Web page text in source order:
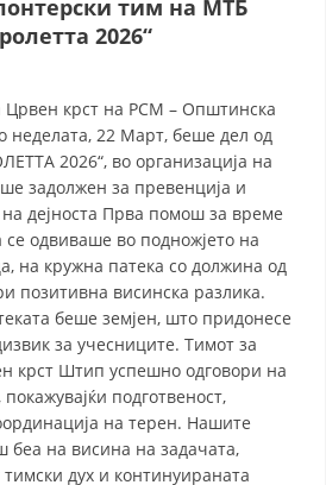
ИНФОРМАЦИИ
ВО ПРОФЕСИОНАЛНИ ТЕЛА
ЗАКОН ЗА ЦКРМ
НА ЦКРМ
И РАЗВОЈ
РАКОВОДЕН ОДБОР
СОБРАНИЕ
ОРГАНИЗАЦИОНА ПОСТАВЕНОСТ
тим на МТБ
2026“
Црвен крст на РСМ – Општинска
неделата, 22 Maрт, беше дел од
2026“, во организација на
задолжен за превенција и
дејноста Прва помош за време
одвиваше во подножјето на
на кружна патека со должина од
позитивна висинска разлика.
беше земјен, што придонесе
за учесниците. Тимот за
крст Штип успешно одговори на
подготвеност,
на терен. Нашите
беа на висина на задачата,
тимски дух и континуираната